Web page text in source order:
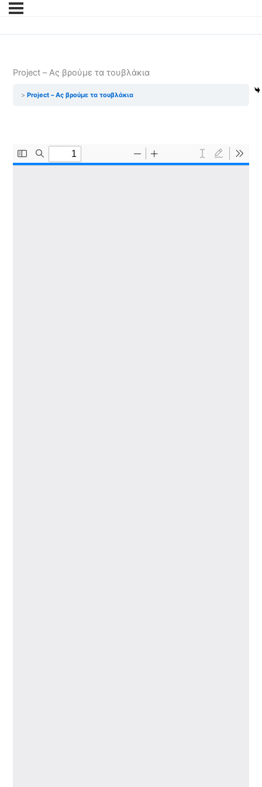
Project – Ας βρούμε τα τουβλάκια
Project – Ας βρούμε τα τουβλάκια